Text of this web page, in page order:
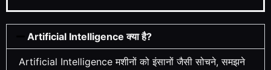
Artificial Intelligence क्या है?
Artificial Intelligence मशीनों को इंसानों जैसी सोचने, समझने